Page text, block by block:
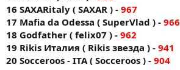
16 SAXARitaly ( SAXAR ) - 967
17 Mafia da Odessa ( SuperVlad ) - 966
18 Godfather ( felix07 ) - 962
19 Rikis Италия ( Rikis звезда ) - 941
20 Socceroos - ITA ( Socceroos ) - 904